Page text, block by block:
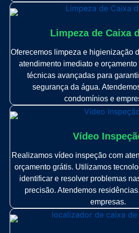
Limpeza de Caixa
Oferecemos limpeza e higienização
atendimento imediato e
técnicas avançadas para
segurança da água.
condomínios e
Vídeo
Realizamos vídeo inspeção com
orçamento grátis. Utilizamos
identificar e resolver problemas
precisão. Atendemos
empresas.